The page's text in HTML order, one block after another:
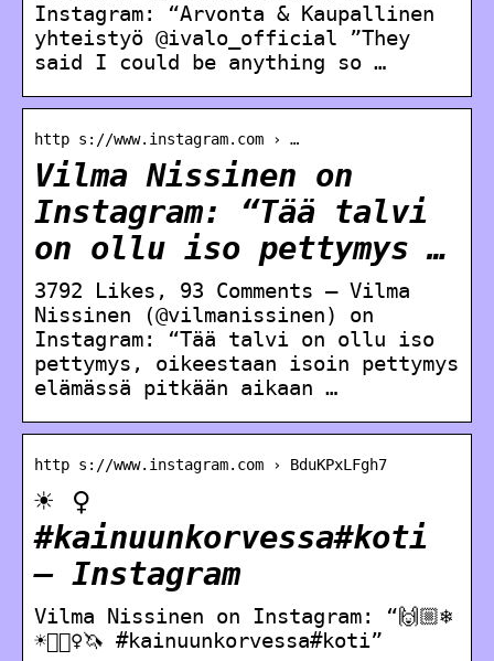
Instagram: “Arvonta & Kaupallinen
yhteistyö @ivalo_official ”They
said I could be anything so …
http s://www.instagram.com › …
Vilma Nissinen on
Instagram: “Tää talvi
on ollu iso pettymys …
3792 Likes, 93 Comments – Vilma
Nissinen (@vilmanissinen) on
Instagram: “Tää talvi on ollu iso
pettymys, oikeestaan isoin pettymys
elämässä pitkään aikaan …
http s://www.instagram.com › BduKPxLFgh7
️☀️ ‍♀️
#kainuunkorvessa#koti
– Instagram
Vilma Nissinen on Instagram: “🙌🏼❄️
☀️🧚🏼‍♀️🦄 #kainuunkorvessa#koti”